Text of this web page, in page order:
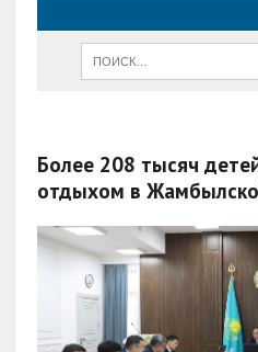
Более 208 тысяч
отдыхом в